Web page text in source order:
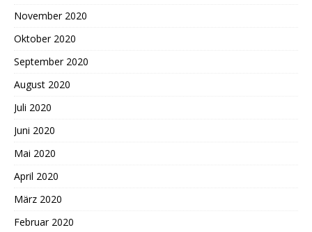
November 2020
Oktober 2020
September 2020
August 2020
Juli 2020
Juni 2020
Mai 2020
April 2020
März 2020
Februar 2020